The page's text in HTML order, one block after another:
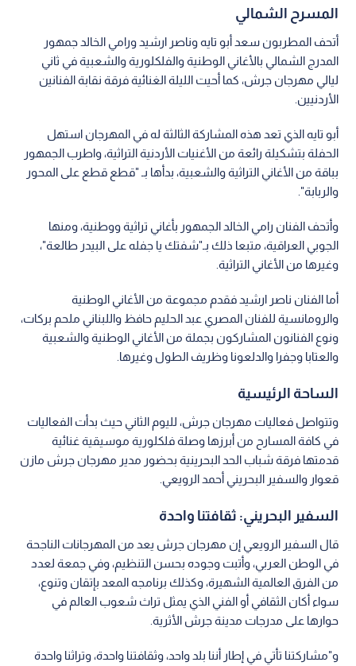
المسرح الشمالي
أتحف المطربون سعد أبو تايه وناصر ارشيد ورامي الخالد جمهور
المدرج الشمالي بالأغاني الوطنية والفلكلورية والشعبية في ثاني
ليالي مهرجان جرش، كما أحيت الليلة الغنائية فرقة نقابة الفنانين
الأردنيين.
أبو تايه الذي تعد هذه المشاركة الثالثة له في المهرجان استهل
الحفلة بتشكيلة رائعة من الأغنيات الأردنية التراثية، واطرب الجمهور
بباقة من الأغاني التراثية والشعبية، بدأها بـ "قطع قطع على المحور
والربابة".
وأتحف الفنان رامي الخالد الجمهور بأغاني تراثية ووطنية، ومنها
الجوبي العراقية، متبعا ذلك بـ"شفتك يا جفله على البيدر طالعة"،
وغيرها من الأغاني التراثية.
أما الفنان ناصر ارشيد فقدم مجموعة من الأغاني الوطنية
والرومانسية للفنان المصري عبد الحليم حافظ واللبناني ملحم بركات،
ونوع الفنانون المشاركون بجملة من الأغاني الوطنية والشعبية
والعتابا وجفرا والدلعونا وظريف الطول وغيرها.
الساحة الرئيسية
وتتواصل فعاليات مهرجان جرش، لليوم الثاني حيث بدأت الفعاليات
في كافة المسارح من أبرزها وصلة فلكلورية موسيقية غنائية
قدمتها فرقة شباب الحد البحرينية بحضور مدير مهرجان جرش مازن
قعوار والسفير البحريني أحمد الرويعي.
السفير البحريني: ثقافتنا واحدة
قال السفير الرويعي إن مهرجان جرش يعد من المهرجانات الناجحة
في الوطن العربي، وأتبت وجوده بحسن التنظيم، وفي جمعة لعدد
من الفرق العالمية الشهيرة، وكذلك برنامجه المعد بإتقان وتنوع،
سواء أكان الثقافي أو الفني الذي يمثل تراث شعوب العالم في
حوارها على مدرجات مدينة جرش الأثرية.
و"مشاركتنا تأتي في إطار أننا بلد واحد، وثقافتنا واحدة، وتراثنا واحدة